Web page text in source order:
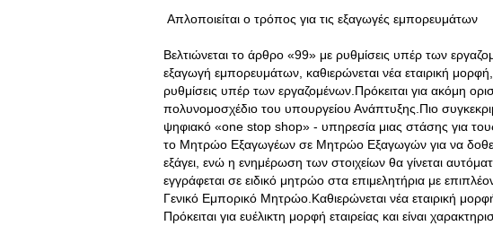
Απλοποιείται ο τρόπος για τις εξαγωγές εμπορευμάτων
Βελτιώνεται το άρθρο «99» με ρυθμίσεις υπέρ των
εξαγωγή εμπορευμάτων, καθιερώνεται νέα εταιρική
ρυθμίσεις υπέρ των εργαζομένων.Πρόκειται για ακόμη
πολυνομοσχέδιο του υπουργείου Ανάπτυξης.Πιο
ψηφιακό «one stop shop» - υπηρεσία μιας στάσης για
το Μητρώο Εξαγωγέων σε Μητρώο Εξαγωγών για να δοθεί
εξάγει, ενώ η ενημέρωση των στοιχείων θα γίνεται
εγγράφεται σε ειδικό μητρώο στα επιμελητήρια με
Γενικό Εμπορικό Μητρώο.Καθιερώνεται νέα εταιρική μορφή,
Πρόκειται για ευέλικτη μορφή εταιρείας και είναι